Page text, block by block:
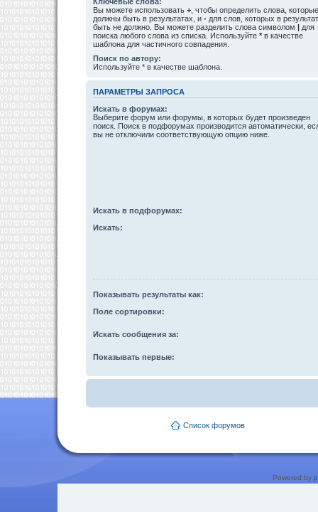
Вы можете использовать + , чтобы определить слова, которые
должны быть в результатах, и - для слов, которых в
быть не должно. Вы можете разделить слова символом | для
поиска любого слова из списка. Используйте * в качестве
шаблона для частичного совпадения.
Поиск по автору:
Используйте * в качестве шаблона.
ПАРАМЕТРЫ ЗАПРОСА
Искать в форумах:
Выберите форум или форумы, в которых будет произведен
поиск. Поиск в подфорумах производится автоматически,
вы не отключили соответствующую опцию ниже.
Искать в подфорумах:
Искать:
Показывать результаты как:
Поле сортировки:
Искать сообщения за:
Показывать первые:
Список форумов
Powered by